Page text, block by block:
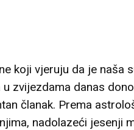
koji vjeruju da je naša
u zvijezdama danas
članak. Prema
nadolazeći jesenji